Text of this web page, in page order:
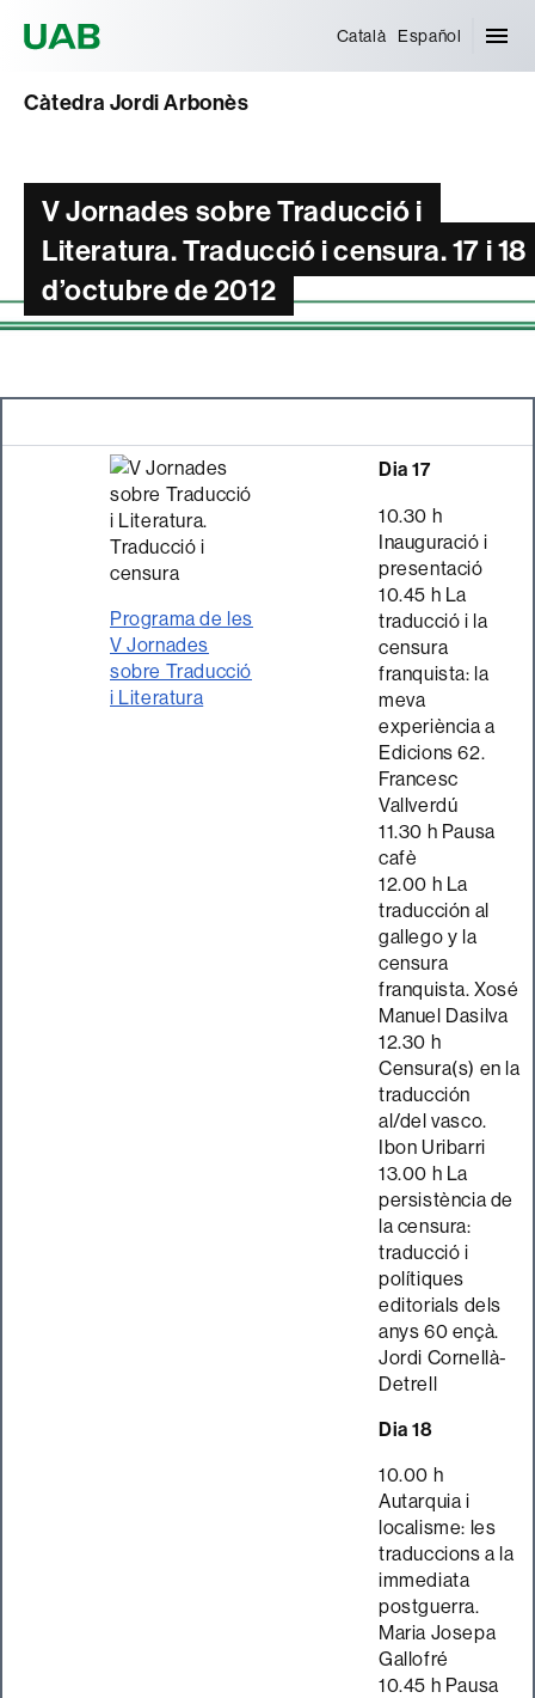
Català Español
Càtedra Jordi Arbonès
V Jornades sobre Traducció i
Literatura. Traducció i censura. 17 i 18
d’octubre de 2012
Programa de les
V Jornades
sobre Traducció
i Literatura
Dia 17
10.30 h
Inauguració i
presentació
10.45 h La
traducció i la
censura
franquista: la
meva
experiència a
Edicions 62.
Francesc
Vallverdú
11.30 h Pausa
cafè
12.00 h La
traducción al
gallego y la
censura
franquista. Xosé
Manuel Dasilva
12.30 h
Censura(s) en la
traducción
al/del vasco.
Ibon Uribarri
13.00 h La
persistència de
la censura:
traducció i
polítiques
editorials dels
anys 60 ençà.
Jordi Cornellà-
Detrell
Dia 18
10.00 h
Autarquia i
localisme: les
traduccions a la
immediata
postguerra.
Maria Josepa
Gallofré
10.45 h Pausa